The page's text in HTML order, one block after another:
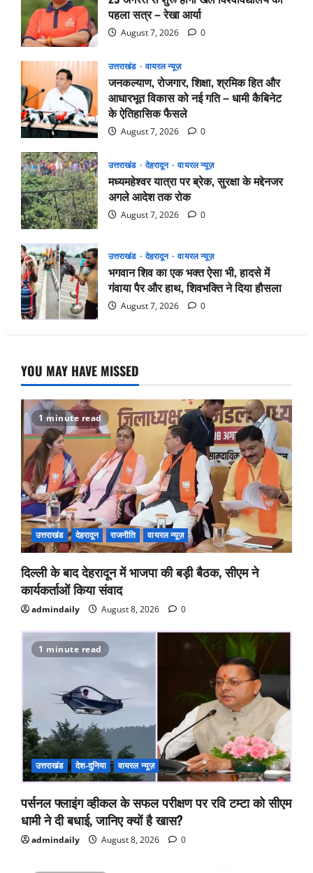
पहला सत्र – रेखा आर्या
August 7, 2026 0
उत्तराखंड वायरल न्यूज़
जनकल्याण, रोजगार, शिक्षा, श्रमिक हित और
आधारभूत विकास को नई गति – धामी कैबिनेट
के ऐतिहासिक फैसले
August 7, 2026 0
उत्तराखंड देहरादून वायरल न्यूज़
मध्यमहेश्वर यात्रा पर ब्रेक, सुरक्षा के मद्देनजर
अगले आदेश तक रोक
August 7, 2026 0
उत्तराखंड देहरादून वायरल न्यूज़
भगवान शिव का एक भक्त ऐसा भी, हादसे में
गंवाया पैर और हाथ, शिवभक्ति ने दिया हौसला
August 7, 2026 0
YOU MAY HAVE MISSED
1 minute read
उत्तराखंड देहरादून राजनीति वायरल न्यूज़
दिल्ली के बाद देहरादून में भाजपा की बड़ी बैठक, सीएम ने
कार्यकर्ताओं किया संवाद
admindaily August 8, 2026 0
1 minute read
उत्तराखंड देश-दुनिया वायरल न्यूज़
पर्सनल फ्लाइंग व्हीकल के सफल परीक्षण पर रवि टम्टा को सीएम
धामी ने दी बधाई, जानिए क्यों है खास?
admindaily August 8, 2026 0